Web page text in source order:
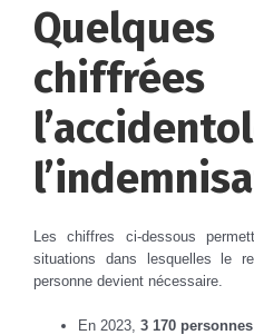
Les chiffres ci-dessous
situations dans lesquelles le
personne devient nécessaire.
En 2023, 3 170